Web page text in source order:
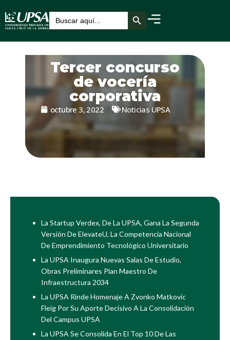
Buscar: Botón de búsqueda
Tercer concurso
de vocería
corporativa
octubre 3, 2022 Noticias UPSA
La Startup Verdex, De La UPSA, Gana La Segunda
Versión De ElevateU, La Competencia Nacional
De Emprendimiento Tecnológico Universitario
La UPSA Inaugura Nuevas Salas De Estudio,
Obras Preliminares Plan Maestro De
Infraestructura 2034
La UPSA Rinde Homenaje A Zvonko Matkovic
Fleig Por Su Aporte Decisivo A La Consolidación
Del Campus UPSA
La UPSA Se Consolida En El Top 10 De Las